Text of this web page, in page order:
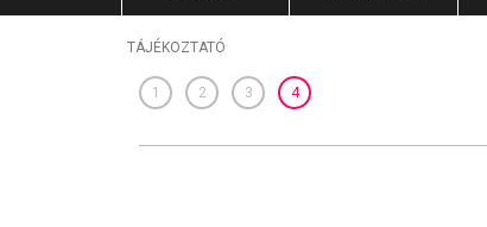
TÁJÉKOZTATÓ
1 2 3 4